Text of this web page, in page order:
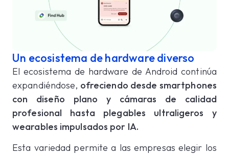
Un ecosistema de hardware diverso
El ecosistema de hardware de Android continúa
expandiéndose, ofreciendo desde smartphones
con diseño plano y cámaras de calidad
profesional hasta plegables ultraligeros y
wearables impulsados por IA.
Esta variedad permite a las empresas elegir los